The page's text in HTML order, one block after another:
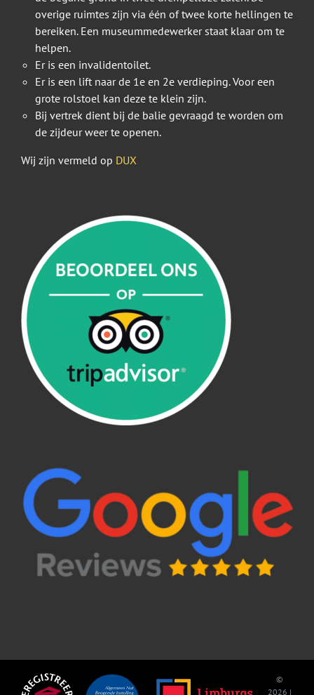
overige ruimtes zijn via één of twee korte hellingen te
bereiken. Een museummedewerker staat klaar om te
helpen.
Er is een invalidentoilet.
Er is een lift naar de 1e en 2e verdieping. Voor een
grote rolstoel kan deze te klein zijn.
Bij vertrek dient bij de balie gevraagd te worden om
de zijdeur weer te openen.
Wij zijn vermeld op DUX
©
2026 |